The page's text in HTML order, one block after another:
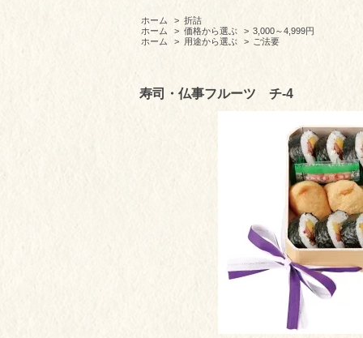
ホーム > 折詰
ホーム
> 価格から選ぶ > 3,000～4,999円
ホーム
> 用途から選ぶ > ご法要
寿司・仏事フルーツ チ-4